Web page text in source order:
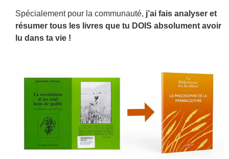
Spécialement pour la communauté, j’ai fais analyser et
résumer tous les livres que tu DOIS absolument avoir
lu dans ta vie !